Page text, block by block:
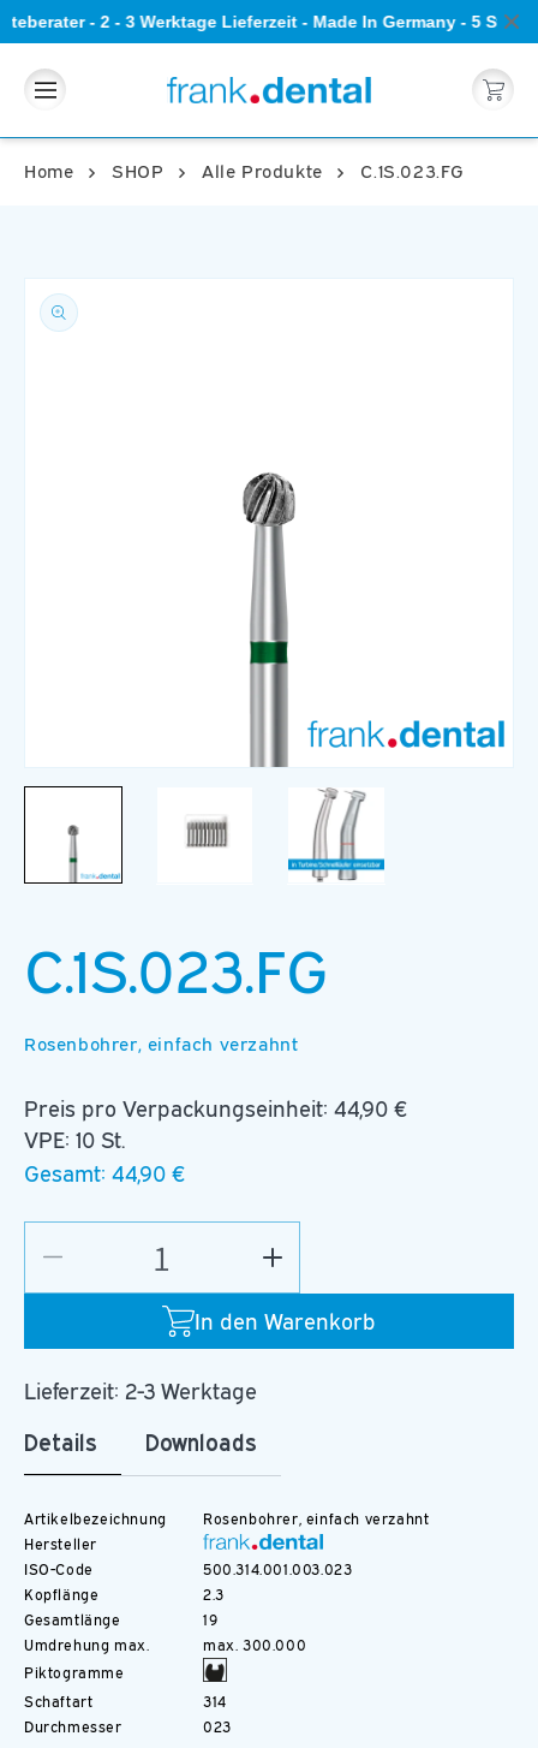
- 2 - 3 Werktage Lieferzeit - Made In Germany - 5
Direkt
zum
Warenkorb
Home SHOP Alle Produkte C.1S.023.FG
1
C.1S.023.FG
Rosenbohrer, einfach verzahnt
Preis pro Verpackungseinheit: 44,90 €
VPE: 10 St.
Gesamt: 44,90 €
In den Warenkorb
die
für
Erhöhe
die
Menge
für
Lieferzeit: 2-3 Werktage
Details
Downloads
Artikelbezeichnung
Rosenbohrer, einfach verzahnt
Hersteller
ISO-Code
500.314.001.003.023
Kopflänge
2.3
Gesamtlänge
19
Umdrehung max.
max. 300.000
Piktogramme
Schaftart
314
Durchmesser
023